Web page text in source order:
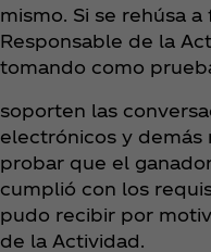
mismo. Si se rehúsa
Responsable de la
tomando como
soporten las
electrónicos y demás
probar que el
cumplió con los
pudo recibir por
de la Actividad.